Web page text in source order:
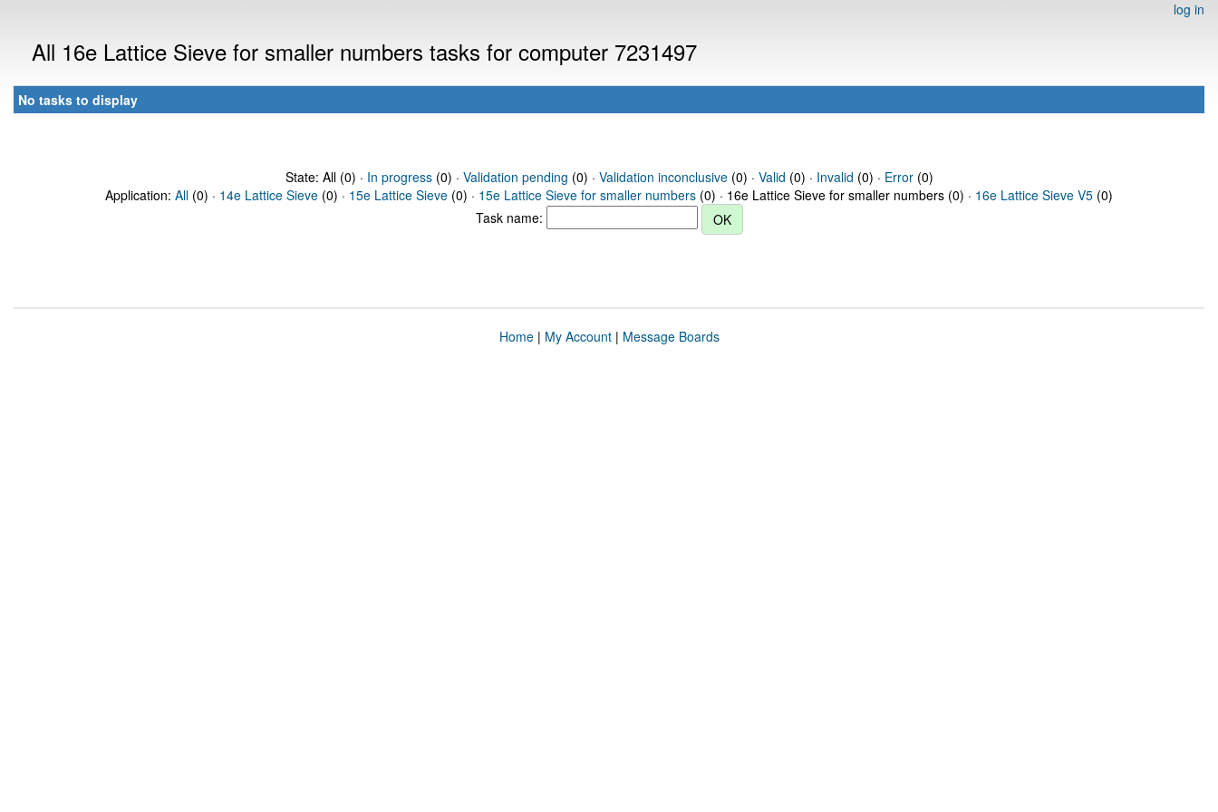
log in
All 16e Lattice Sieve for smaller numbers tasks for computer 7231497
No tasks to display
State: All (0) · In progress(0) · Validation pending (0) · Validation inconclusive(0) · Valid (0) · Invalid (0) · Error(0)
Application: All (0) · 14e Lattice Sieve (0) · 15e Lattice Sieve (0) · 15e Lattice Sieve for smaller numbers (0) · 16e Lattice Sieve for smaller numbers (0) · 16e Lattice Sieve V5 (0)
Task name:
Home| My Account| Message Boards